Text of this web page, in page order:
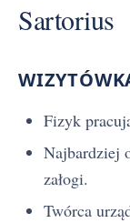
Sartorius
Fizyk
Najbardziej
załogi.
Twórca